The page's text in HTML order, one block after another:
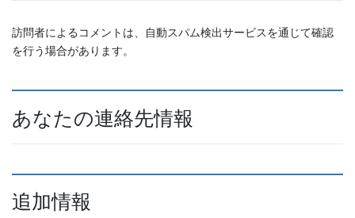
訪問者によるコメントは、自動スパム検出サービスを通じて確認
を行う場合があります。
あなたの連絡先情報
追加情報